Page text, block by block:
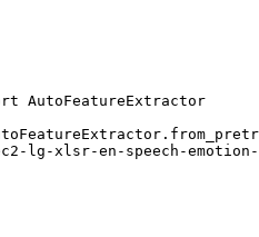
AutoFeatureExtractor
lg-xlsr-en-speech-